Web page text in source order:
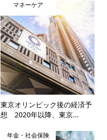
マネーケア
東京オリンピック後の経済予
想 2020年以降、東京...
年金・社会保険